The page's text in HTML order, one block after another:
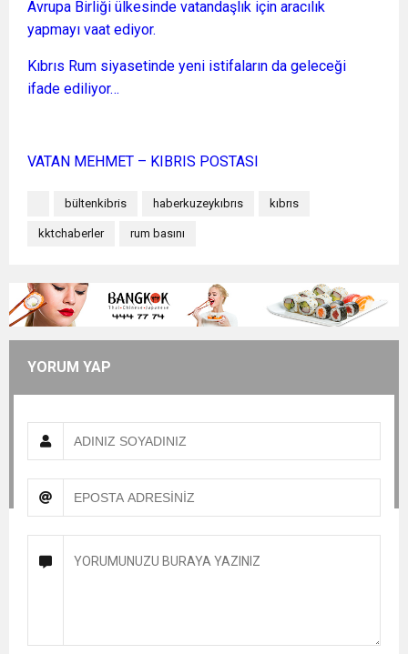
Avrupa Birliği ülkesinde vatandaşlık için aracılık
yapmayı vaat ediyor.
Kıbrıs Rum siyasetinde yeni istifaların da geleceği
ifade ediliyor…
VATAN MEHMET – KIBRIS POSTASI
bültenkibris haberkuzeykıbrıs kıbrıs
kktchaberler rum basını
YORUM YAP